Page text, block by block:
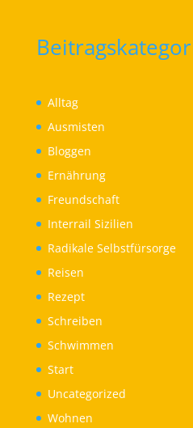
Alltag
Ausmisten
Bloggen
Ernährung
Freundschaft
Interrail Sizilien
Radikale Selbstfürsorge
Reisen
Rezept
Schreiben
Schwimmen
Start
Uncategorized
Wohnen